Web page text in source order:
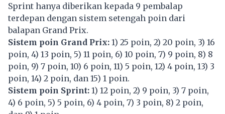
Sprint hanya diberikan kepada 9 pembalap
terdepan dengan sistem setengah poin dari
balapan Grand Prix.
Sistem poin Grand Prix: 1) 25 poin, 2) 20 poin, 3) 16
poin, 4) 13 poin, 5) 11 poin, 6) 10 poin, 7) 9 poin, 8) 8
poin, 9) 7 poin, 10) 6 poin, 11) 5 poin, 12) 4 poin, 13) 3
poin, 14) 2 poin, dan 15) 1 poin.
Sistem poin Sprint: 1) 12 poin, 2) 9 poin, 3) 7 poin,
4) 6 poin, 5) 5 poin, 6) 4 poin, 7) 3 poin, 8) 2 poin,